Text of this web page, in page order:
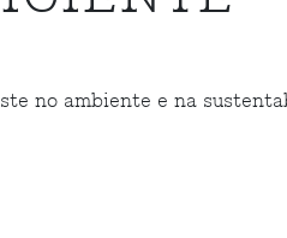
no ambiente e na